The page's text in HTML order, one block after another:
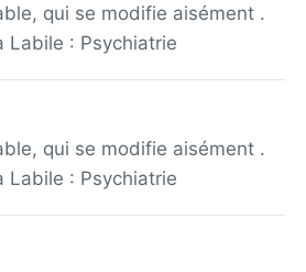
qui se modifie aisément .
Labile : Psychiatrie
qui se modifie aisément .
Labile : Psychiatrie